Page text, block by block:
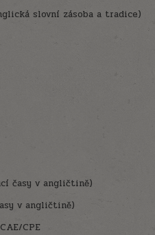
slovní zásoba a tradice)
časy v angličtině)
v angličtině)
CPE